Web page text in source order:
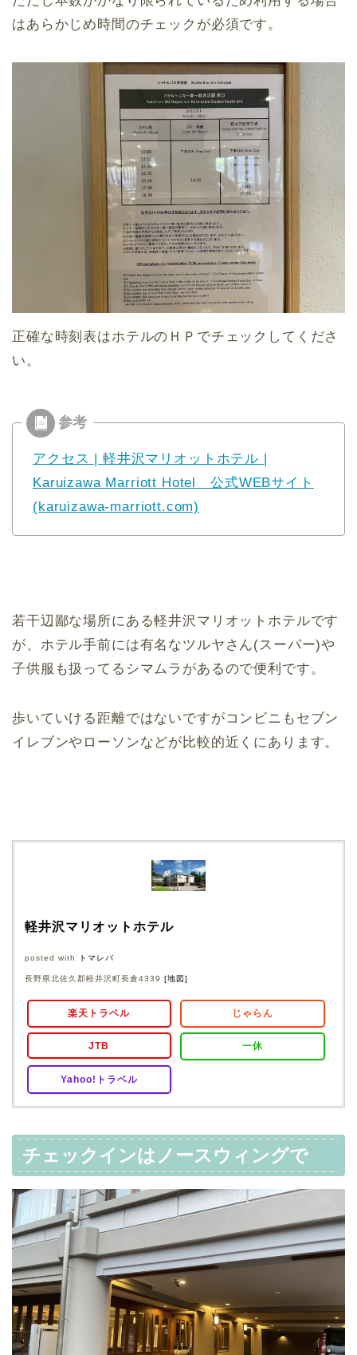
はあらかじめ時間のチェックが必須です。
正確な時刻表はホテルのＨＰでチェックしてくださ
い。
アクセス | 軽井沢マリオットホテル |
Karuizawa Marriott Hotel 公式WEBサイト
(karuizawa-marriott.com)
若干辺鄙な場所にある軽井沢マリオットホテルです
が、ホテル手前には有名なツルヤさん(スーパー)や
子供服も扱ってるシマムラがあるので便利です。
歩いていける距離ではないですがコンビニもセブン
イレブンやローソンなどが比較的近くにあります。
軽井沢マリオットホテル
posted with トマレバ
長野県北佐久郡軽井沢町長倉4339 [地図]
楽天トラベル じゃらん
JTB 一休
Yahoo!トラベル
チェックインはノースウィングで